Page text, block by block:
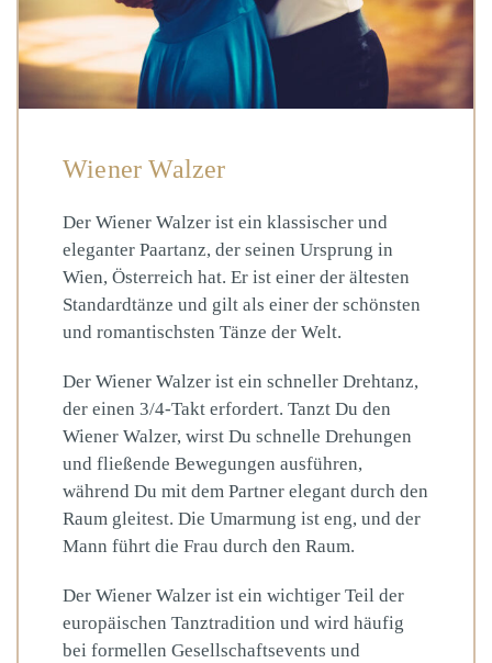
Wiener Walzer
Der Wiener Walzer ist ein klassischer und
eleganter Paartanz, der seinen Ursprung in
Wien, Österreich hat. Er ist einer der ältesten
Standardtänze und gilt als einer der schönsten
und romantischsten Tänze der Welt.
Der Wiener Walzer ist ein schneller Drehtanz,
der einen 3/4-Takt erfordert. Tanzt Du den
Wiener Walzer, wirst Du schnelle Drehungen
und fließende Bewegungen ausführen,
während Du mit dem Partner elegant durch den
Raum gleitest. Die Umarmung ist eng, und der
Mann führt die Frau durch den Raum.
Der Wiener Walzer ist ein wichtiger Teil der
europäischen Tanztradition und wird häufig
bei formellen Gesellschaftsevents und